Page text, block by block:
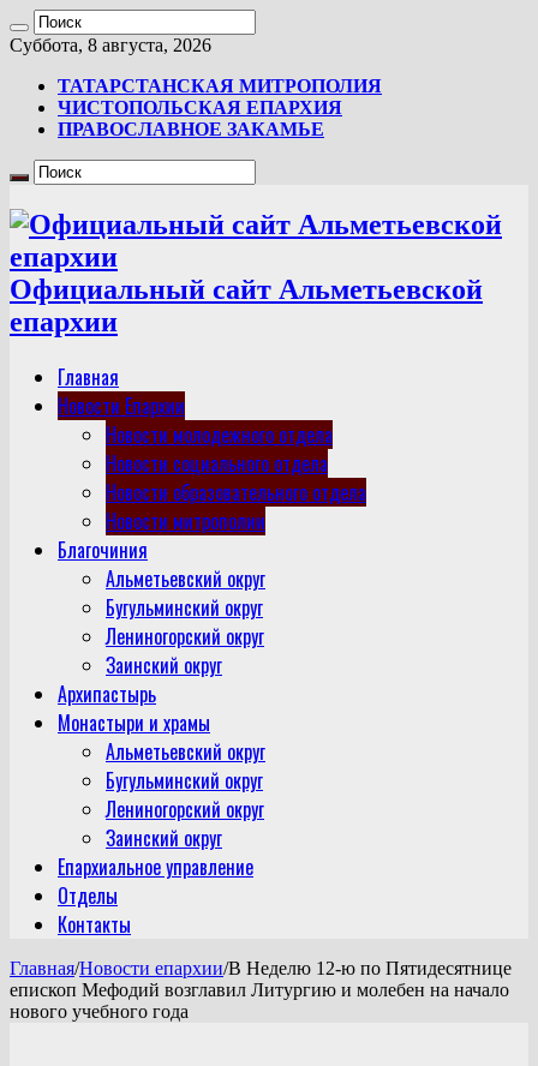
Суббота, 8 августа, 2026
ТАТАРСТАНСКАЯ МИТРОПОЛИЯ
ЧИСТОПОЛЬСКАЯ ЕПАРХИЯ
ПРАВОСЛАВНОЕ ЗАКАМЬЕ
Официальный сайт Альметьевской
епархии
Главная
Новости Епархии
Новости молодежного отдела
Новости социального отдела
Новости образовательного отдела
Новости митрополии
Благочиния
Альметьевский округ
Бугульминский округ
Лениногорский округ
Заинский округ
Архипастырь
Монастыри и храмы
Альметьевский округ
Бугульминский округ
Лениногорский округ
Заинский округ
Епархиальное управление
Отделы
Контакты
Главная/Новости епархии/В Неделю 12-ю по Пятидесятнице
епископ Мефодий возглавил Литургию и молебен на начало
нового учебного года